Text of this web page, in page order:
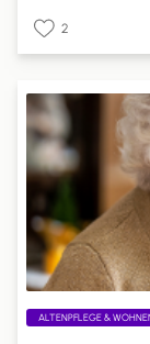
erforderlich,
mit den
Bedürfnisse
2
ALTENPFLEGE &